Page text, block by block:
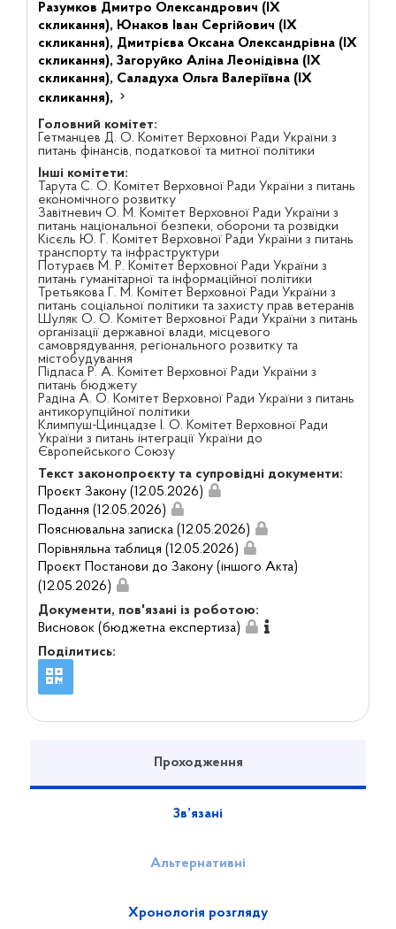
Разумков Дмитро Олександрович (IX
скликання), Юнаков Іван Сергійович (IX
скликання), Дмитрієва Оксана Олександрівна (IX
скликання), Загоруйко Аліна Леонідівна (IX
скликання), Саладуха Ольга Валеріївна (IX
скликання),
Головний комітет:
Гетманцев Д. О. Комітет Верховної Ради України з
питань фінансів, податкової та митної політики
Інші комітети:
Тарута С. О. Комітет Верховної Ради України з питань
економічного розвитку
Завітневич О. М. Комітет Верховної Ради України з
питань національної безпеки, оборони та розвідки
Кісєль Ю. Г. Комітет Верховної Ради України з питань
транспорту та інфраструктури
Потураєв М. Р. Комітет Верховної Ради України з
питань гуманітарної та інформаційної політики
Третьякова Г. М. Комітет Верховної Ради України з
питань соціальної політики та захисту прав ветеранів
Шуляк О. О. Комітет Верховної Ради України з питань
організації державної влади, місцевого
самоврядування, регіонального розвитку та
містобудування
Підласа Р. А. Комітет Верховної Ради України з
питань бюджету
Радіна А. О. Комітет Верховної Ради України з питань
антикорупційної політики
Климпуш-Цинцадзе І. О. Комітет Верховної Ради
України з питань інтеграції України до
Європейського Союзу
Текст законопроєкту та супровідні документи:
Проєкт Закону (12.05.2026)
Подання (12.05.2026)
Пояснювальна записка (12.05.2026)
Порівняльна таблиця (12.05.2026)
Проєкт Постанови до Закону (іншого Акта)
(12.05.2026)
Документи, пов'язані із роботою:
Висновок (бюджетна експертиза)
Поділитись:
Проходження
Зв’язані
Альтернативні
Хронологія розгляду